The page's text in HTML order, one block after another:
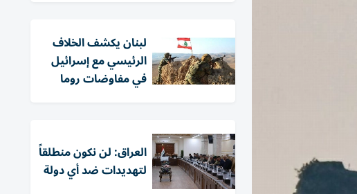
لبنان يكشف الخلاف
الرئيسي مع إسرائيل
في مفاوضات روما
العراق: لن نكون منطلقاً
لتهديدات ضد أي دولة